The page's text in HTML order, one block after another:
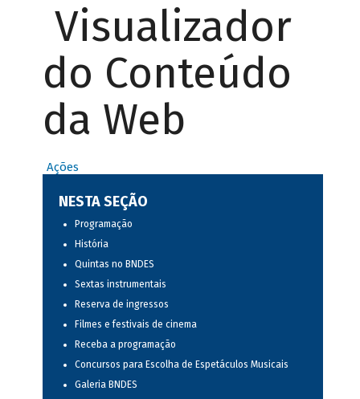
Visualizador
do Conteúdo
da Web
Ações
NESTA SEÇÃO
Programação
História
Quintas no BNDES
Sextas instrumentais
Reserva de ingressos
Filmes e festivais de cinema
Receba a programação
Concursos para Escolha de Espetáculos Musicais
Galeria BNDES